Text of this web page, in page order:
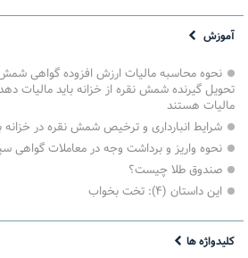
آموزش
نحوه محاسبه مالیات ارزش افزوده گواهی
تحویل گیرنده شمش نقره از خزانه باید مالیات
مالیات هستند
شرایط انبارداری و ترخیص شمش نقره در خزانه
نحوه واریز و برداشت وجه در معاملات گواهی
صندوق طلا چیست؟
این داستان (۴): تخت بخواب
کلیدواژه ها